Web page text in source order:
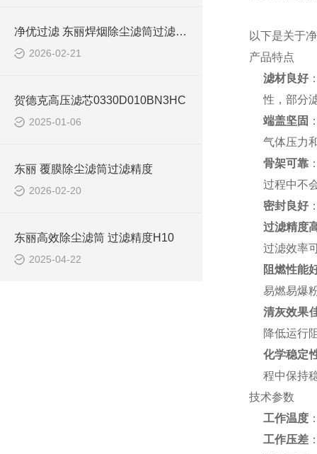
净优过滤 东丽焊烟除尘滤筒过滤精度
2026-02-21
贺德克高压滤芯0330D010BN3HC
2025-01-06
东丽 覆膜除尘滤筒过滤精度
2026-02-20
东丽高效除尘滤筒 过滤精度H10
2025-04-22
以下是关于
产品特点
滤材良好
性，部分
端盖坚固
气体压力
骨架可靠
过程中不
密封良好
过滤精度
过滤效率
阻燃性能
易燃易爆
清灰效果
降低运行
化学稳定
程中保持
技术参数
工作温度
工作压差